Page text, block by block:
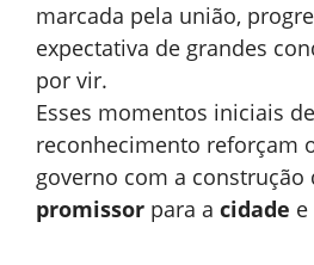
marcada pela união,
expectativa de grandes
por vir.
Esses momentos iniciais de
reconhecimento reforçam
governo com a construção
promissor para a cidade e